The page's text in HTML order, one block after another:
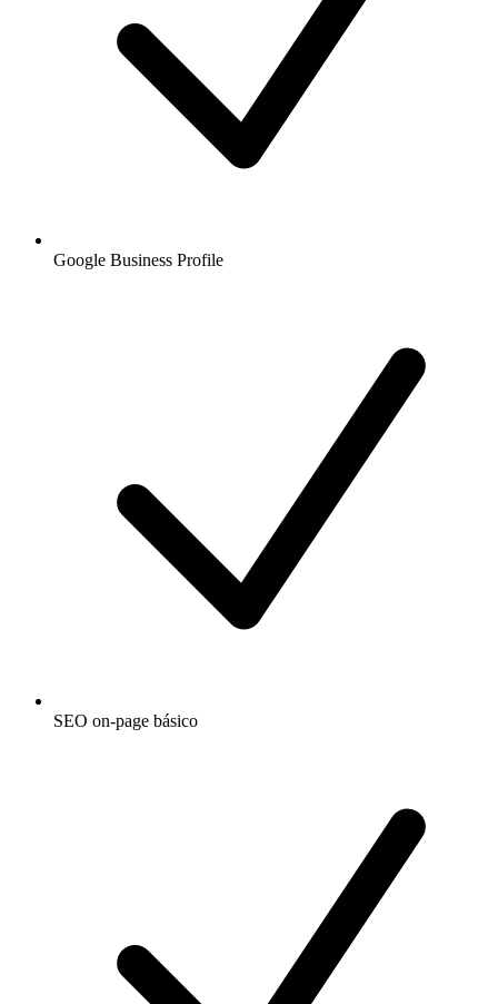
Google Business Profile
SEO on-page básico